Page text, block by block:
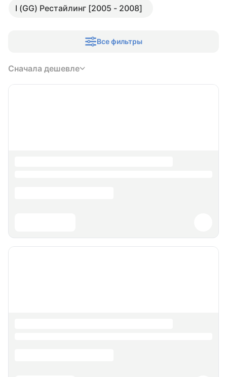
I (GG) Рестайлинг [2005 - 2008]
Все фильтры
Сначала дешевле